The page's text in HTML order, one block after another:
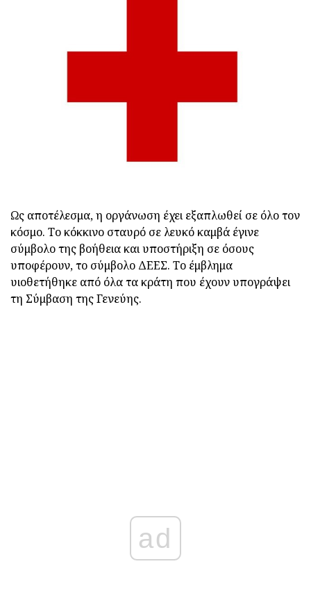
Ως αποτέλεσμα, η οργάνωση έχει εξαπλωθεί σε όλο τον
κόσμο. Το κόκκινο σταυρό σε λευκό καμβά έγινε
σύμβολο της βοήθεια και υποστήριξη σε όσους
υποφέρουν, το σύμβολο ΔΕΕΣ. Το έμβλημα
υιοθετήθηκε από όλα τα κράτη που έχουν υπογράψει
τη Σύμβαση της Γενεύης.
ad